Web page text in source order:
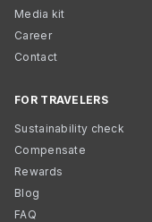
Media kit
Career
Contact
FOR TRAVELERS
Sustainability check
Compensate
Rewards
Blog
FAQ